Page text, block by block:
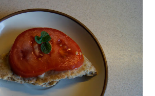
nie spożywają mięsa i produktów
laktoowowegetarianie (osoby, które
mięsnych, ale włączają do diety
zwierzęcego, takie jak mleko, przetwory
po 50 roku życia, niezależnie od ich diety,
się operacji żołądka lub którym wycięto
a także osoby chorujące na AIDS.